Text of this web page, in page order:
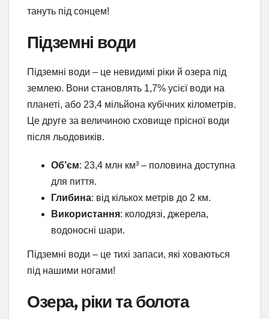
тануть під сонцем!
Підземні води
Підземні води – це невидимі ріки й озера під
землею. Вони становлять 1,7% усієї води на
планеті, або 23,4 мільйона кубічних кілометрів.
Це друге за величиною сховище прісної води
після льодовиків.
Об’єм: 23,4 млн км³ – половина доступна
для пиття.
Глибина: від кількох метрів до 2 км.
Використання: колодязі, джерела,
водоносні шари.
Підземні води – це тихі запаси, які ховаються
під нашими ногами!
Озера, ріки та болота